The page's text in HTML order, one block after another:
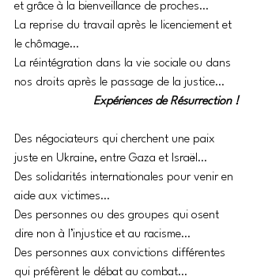
et grâce à la bienveillance de proches…
La reprise du travail après le licenciement et
le chômage…
La réintégration dans la vie sociale ou dans
nos droits après le passage de la justice…
Expériences de Résurrection !
Des négociateurs qui cherchent une paix
juste en Ukraine, entre Gaza et Israël…
Des solidarités internationales pour venir en
aide aux victimes…
Des personnes ou des groupes qui osent
dire non à l’injustice et au racisme…
Des personnes aux convictions différentes
qui préfèrent le débat au combat…